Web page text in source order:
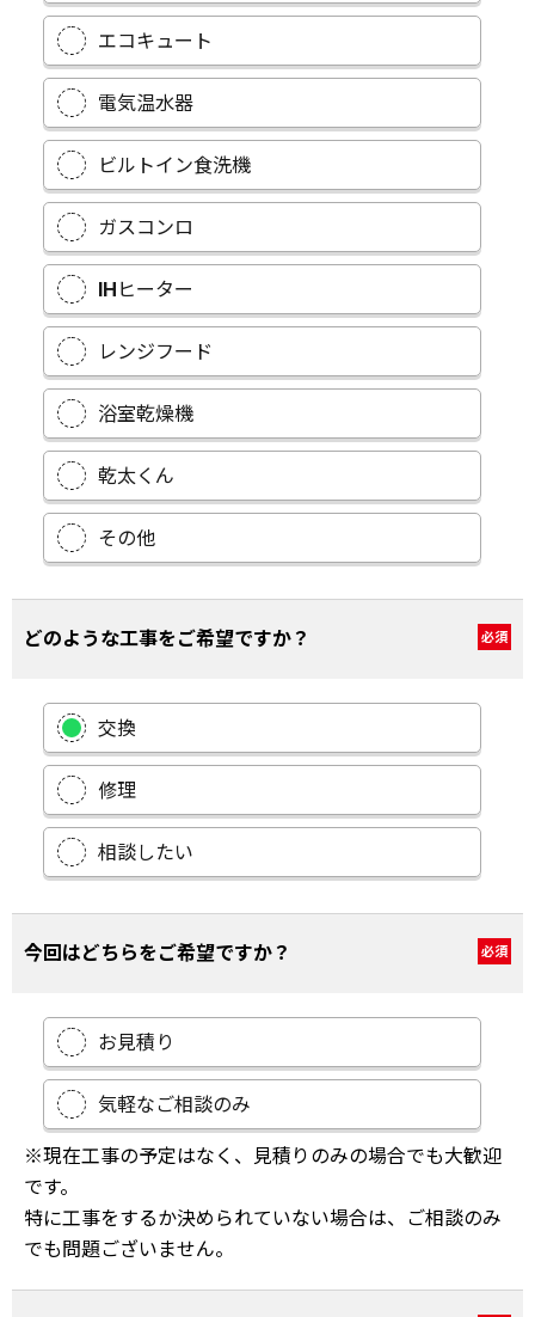
エコキュート
電気温水器
ビルトイン食洗機
ガスコンロ
IHヒーター
レンジフード
浴室乾燥機
乾太くん
その他
どのような工事をご希望ですか？ 必須
交換
修理
相談したい
今回はどちらをご希望ですか？ 必須
お見積り
気軽なご相談のみ
※現在工事の予定はなく、見積りのみの場合でも大歓迎
です。
特に工事をするか決められていない場合は、ご相談のみ
でも問題ございません。